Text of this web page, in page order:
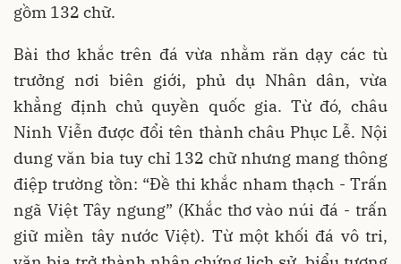
gồm 132 chữ.
Bài thơ khắc trên đá vừa nhằm răn dạy các tù
trưởng nơi biên giới, phủ dụ Nhân dân, vừa
khẳng định chủ quyền quốc gia. Từ đó, châu
Ninh Viễn được đổi tên thành châu Phục Lễ. Nội
dung văn bia tuy chỉ 132 chữ nhưng mang thông
điệp trường tồn: “Đề thi khắc nham thạch - Trấn
ngã Việt Tây ngung” (Khắc thơ vào núi đá - trấn
giữ miền tây nước Việt). Từ một khối đá vô tri,